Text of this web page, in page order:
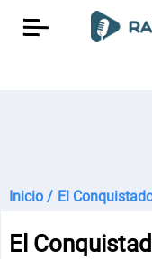
Inicio / El
El